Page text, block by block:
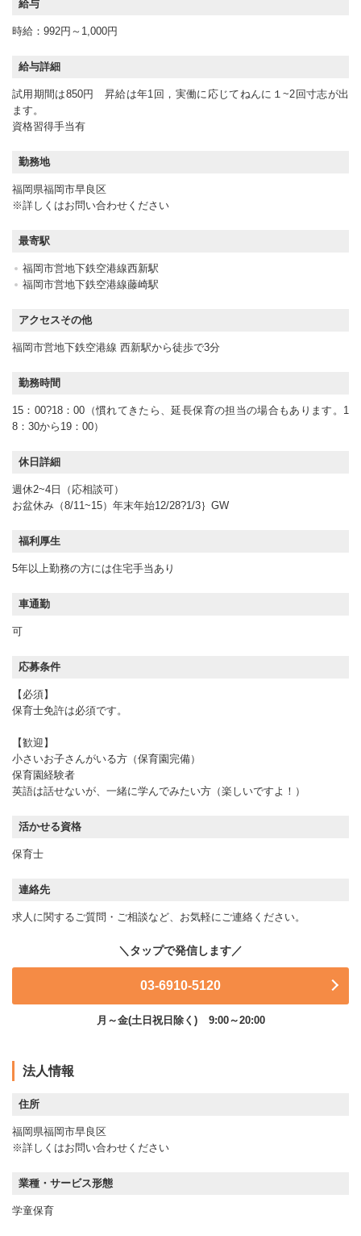
給与
時給：992円～1,000円
給与詳細
試用期間は850円 昇給は年1回，実働に応じてねんに１~2回寸志が出
ます。
資格習得手当有
勤務地
福岡県福岡市早良区
※詳しくはお問い合わせください
最寄駅
福岡市営地下鉄空港線西新駅
福岡市営地下鉄空港線藤崎駅
アクセスその他
福岡市営地下鉄空港線 西新駅から徒歩で3分
勤務時間
15：00?18：00（慣れてきたら、延長保育の担当の場合もあります。1
8：30から19：00）
休日詳細
週休2~4日（応相談可）
お盆休み（8/11~15）年末年始12/28?1/3｝GW
福利厚生
5年以上勤務の方には住宅手当あり
車通勤
可
応募条件
【必須】
保育士免許は必須です。
【歓迎】
小さいお子さんがいる方（保育園完備）
保育園経験者
英語は話せないが、一緒に学んでみたい方（楽しいですよ！）
活かせる資格
保育士
連絡先
求人に関するご質問・ご相談など、お気軽にご連絡ください。
03-6910-5120
月～金(土日祝日除く) 9:00～20:00
法人情報
住所
福岡県福岡市早良区
※詳しくはお問い合わせください
業種・サービス形態
学童保育